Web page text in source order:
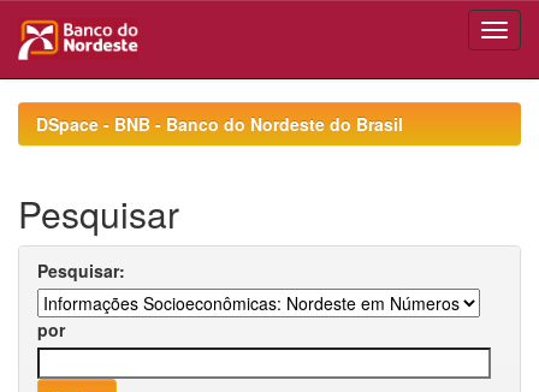
navigationDSpace - BNB - Banco do Nordeste do Brasil
Pesquisar
Pesquisar:
por